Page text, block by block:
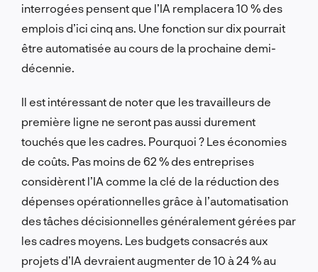
interrogées pensent que l’IA remplacera 10 % des
emplois d’ici cinq ans. Une fonction sur dix pourrait
être automatisée au cours de la prochaine demi-
décennie.
Il est intéressant de noter que les travailleurs de
première ligne ne seront pas aussi durement
touchés que les cadres. Pourquoi ? Les économies
de coûts. Pas moins de 62 % des entreprises
considèrent l’IA comme la clé de la réduction des
dépenses opérationnelles grâce à l’automatisation
des tâches décisionnelles généralement gérées par
les cadres moyens. Les budgets consacrés aux
projets d’IA devraient augmenter de 10 à 24 % au